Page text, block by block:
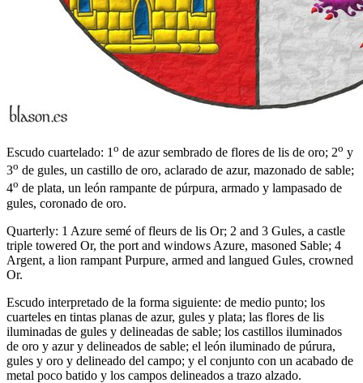
Escudo cuartelado: 1 o de azur sembrado de flores de lis de oro; 2o y
3o de gules, un castillo de oro, aclarado de azur, mazonado de sable;
4o de plata, un león rampante de púrpura, armado y lampasado de
gules, coronado de oro.
Quarterly: 1 Azure semé of fleurs de lis Or; 2 and 3 Gules, a castle
triple towered Or, the port and windows Azure, masoned Sable; 4
Argent, a lion rampant Purpure, armed and langued Gules, crowned
Or.
Escudo interpretado de la forma siguiente: de medio punto; los
cuarteles en tintas planas de azur, gules y plata; las flores de lis
iluminadas de gules y delineadas de sable; los castillos iluminados
de oro y azur y delineados de sable; el león iluminado de púrura,
gules y oro y delineado del campo; y el conjunto con un acabado de
metal poco batido y los campos delineados a trazo alzado.